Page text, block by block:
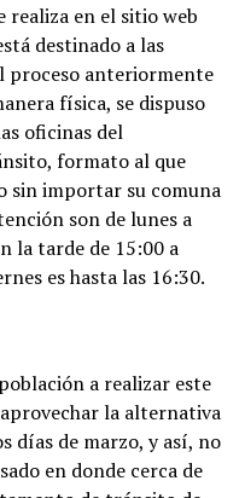
realiza en el sitio web
destinado a las
proceso anteriormente
física, se dispuso
oficinas del
formato al que
sin importar su comuna
son de lunes a
la tarde de 15:00 a
es hasta las 16:30.
a realizar este
la alternativa
días de marzo, y así, no
en donde cerca de